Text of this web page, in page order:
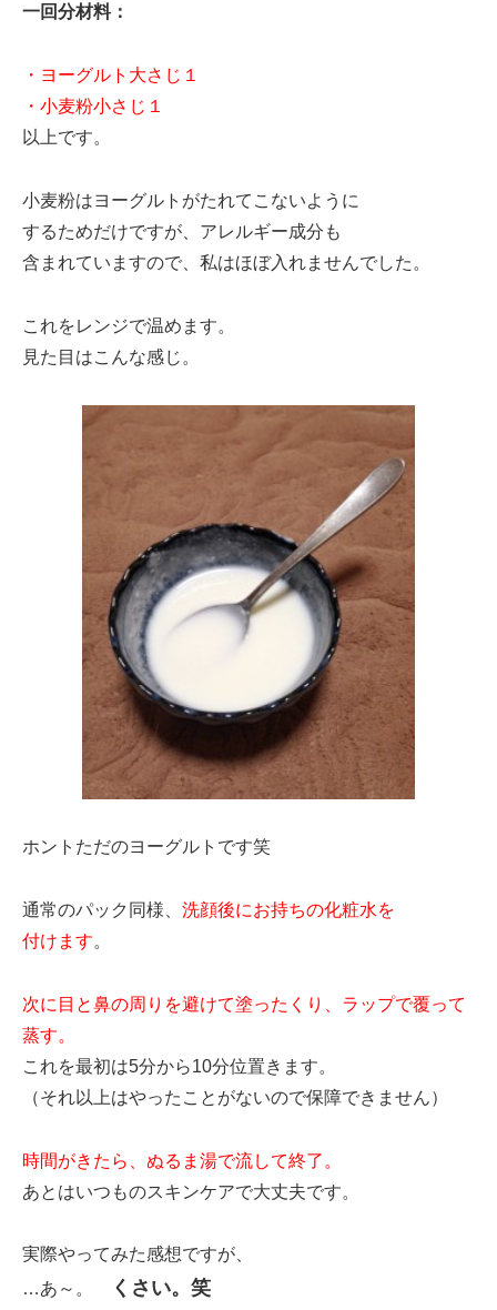
一回分材料：
・ヨーグルト大さじ１
・小麦粉小さじ１
以上です。
小麦粉はヨーグルトがたれてこないように
するためだけですが、アレルギー成分も
含まれていますので、私はほぼ入れませんでした。
これをレンジで温めます。
見た目はこんな感じ。
ホントただのヨーグルトです笑
通常のパック同様、 洗顔後にお持ちの化粧水を
付けます。
次に目と鼻の周りを避けて塗ったくり、ラップで覆って
蒸す。
これを最初は5分から10分位置きます。
（それ以上はやったことがないので保障できません）
時間がきたら、ぬるま湯で流して終了。
あとはいつものスキンケアで大丈夫です。
実際やってみた感想ですが、
…あ～。
くさい。笑